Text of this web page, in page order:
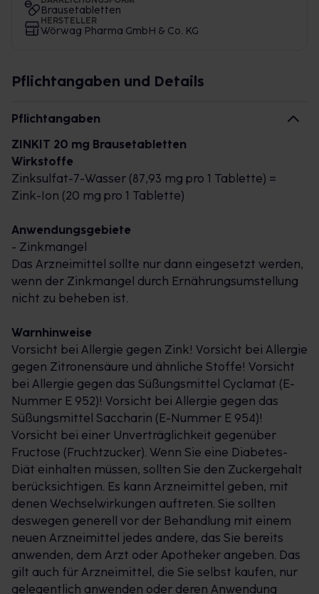
Brausetabletten
HERSTELLER
Wörwag Pharma GmbH & Co. KG
Pflichtangaben und Details
Pflichtangaben
ZINKIT 20 mg Brausetabletten
Wirkstoffe
Zinksulfat-7-Wasser (87,93 mg pro 1 Tablette) =
Zink-Ion (20 mg pro 1 Tablette)
Anwendungsgebiete
- Zinkmangel
Das Arzneimittel sollte nur dann eingesetzt werden,
wenn der Zinkmangel durch Ernährungsumstellung
nicht zu beheben ist.
Warnhinweise
Vorsicht bei Allergie gegen Zink! Vorsicht bei Allergie
gegen Zitronensäure und ähnliche Stoffe! Vorsicht
bei Allergie gegen das Süßungsmittel Cyclamat (E-
Nummer E 952)! Vorsicht bei Allergie gegen das
Süßungsmittel Saccharin (E-Nummer E 954)!
Vorsicht bei einer Unverträglichkeit gegenüber
Fructose (Fruchtzucker). Wenn Sie eine Diabetes-
Diät einhalten müssen, sollten Sie den Zuckergehalt
berücksichtigen. Es kann Arzneimittel geben, mit
denen Wechselwirkungen auftreten. Sie sollten
deswegen generell vor der Behandlung mit einem
neuen Arzneimittel jedes andere, das Sie bereits
anwenden, dem Arzt oder Apotheker angeben. Das
gilt auch für Arzneimittel, die Sie selbst kaufen, nur
gelegentlich anwenden oder deren Anwendung